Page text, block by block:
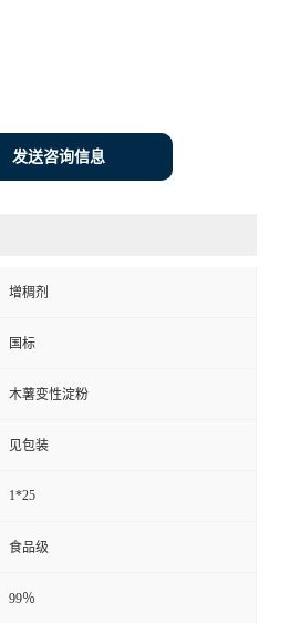
发送咨询信息
增稠剂
国标
木薯变性淀粉
见包装
1*25
食品级
99％